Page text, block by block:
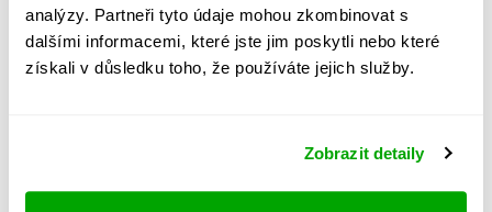
analýzy. Partneři tyto údaje mohou zkombinovat s
dalšími informacemi, které jste jim poskytli nebo které
získali v důsledku toho, že používáte jejich služby.
Zobrazit detaily
Stát